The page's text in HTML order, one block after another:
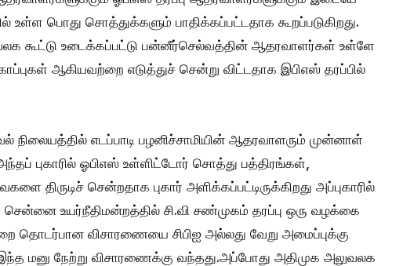
பொது சொத்துக்களும் பாதிக்கப்பட்டதாக கூறப்படுகிறது.
கூட்டு உடைக்கப்பட்டு பன்னீர்செல்வத்தின் ஆதரவாளர்கள் உள்ளே
ஆகியவற்றை எடுத்துச் சென்று விட்டதாக இபிஎஸ் தரப்பில்
எடப்பாடி பழனிச்சாமியின் ஆதரவாளரும் முன்னாள்
புகாரில் ஓபிஎஸ் உள்ளிட்டோர் சொத்து பத்திரங்கள்,
சென்றதாக புகார் அளிக்கப்பட்டிருக்கிறது அப்புகாரில்
உயர்நீதிமன்றத்தில் சி.வி சண்முகம் தரப்பு ஒரு வழக்கை
தொடர்பான விசாரணையை சிபிஐ அல்லது வேறு அமைப்புக்கு
மனு நேற்று விசாரணைக்கு வந்தது.அப்போது அதிமுக அலுவலக